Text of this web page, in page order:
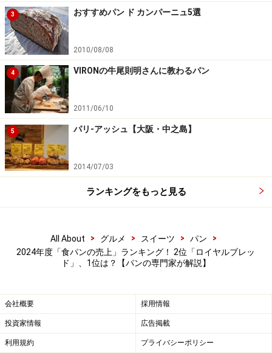
ンに人気があります。ウェルネス志向の高まりで、全粒
粉や雑穀入りの食パンも注目されています。
私たちの食卓に欠かせない「食パン」。今回紹介したラ
ンキングの結果やおすすめの食べ方などを、日々の買い
物や食事に生かしてみてはいかがでしょうか。
【清水 美穂子さんのプロフィール】
ブレッドジャーナリスト。2001年よりパンに特化した取
材執筆活動を開始。注目のベーカリーやつくり手につい
て、Web、TV・ラジオ、新聞・雑誌等のメディアや書籍
で発信中。企画監修、講師、各種審査員なども行う。All
About パンガイド。
＜参考＞
マーチャンダイジング・オン RDSスーパー全国 食パン
※RDS MD分類：食パン分類から抽出
＞次ページ：【TOP10】2024年度「食パンの売上」ラン
キングを見る
3 おすすめパン ド カンパーニュ5選
2010/08/08
4 VIRONの牛尾則明さんに教わるパン
2011/06/10
5 パリ-アッシュ【大阪・中之島】
2014/07/03
ランキングをもっと見る
All About > グルメ > スイーツ > パン
>
2024年度「食パンの売上」ランキング！ 2位「ロイヤルブレッ
ド」、1位は？【パンの専門家が解説】
会社概要 採用情報
投資家情報 広告掲載
利用規約 プライバシーポリシー